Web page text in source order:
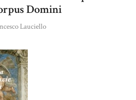
Domini
Lauciello